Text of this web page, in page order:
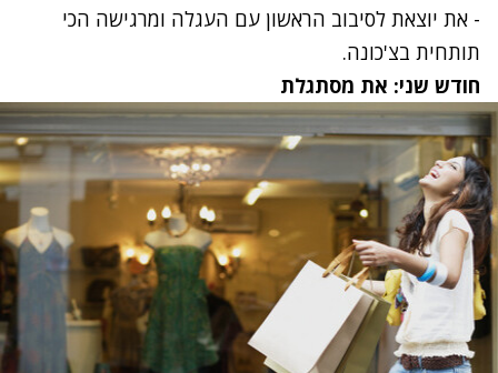
- את יוצאת לסיבוב הראשון עם העגלה ומרגישה הכי
תותחית בצ'כונה.
חודש שני: את מסתגלת